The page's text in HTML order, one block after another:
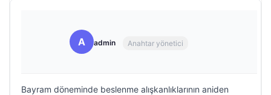
A admin Anahtar yönetici
Bayram döneminde beslenme alışkanlıklarının aniden